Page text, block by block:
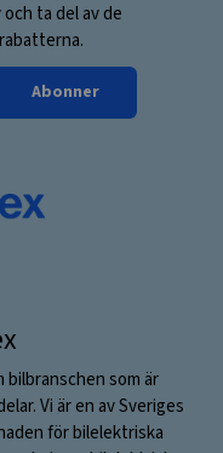
ta del av de
Abonner
som är
Vi är en av Sveriges
för bilelektriska